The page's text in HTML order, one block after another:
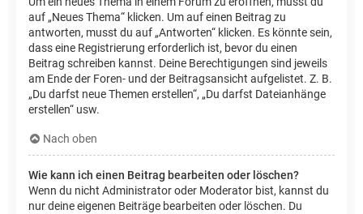
auf „Neues Thema“ klicken. Um auf einen Beitrag zu
antworten, musst du auf „Antworten“ klicken. Es könnte sein,
dass eine Registrierung erforderlich ist, bevor du einen
Beitrag schreiben kannst. Deine Berechtigungen sind jeweils
am Ende der Foren- und der Beitragsansicht aufgelistet. Z. B.
„Du darfst neue Themen erstellen“, „Du darfst Dateianhänge
erstellen“ usw.
Nach oben
Wie kann ich einen Beitrag bearbeiten oder löschen?
Wenn du nicht Administrator oder Moderator bist, kannst du
nur deine eigenen Beiträge bearbeiten oder löschen. Du